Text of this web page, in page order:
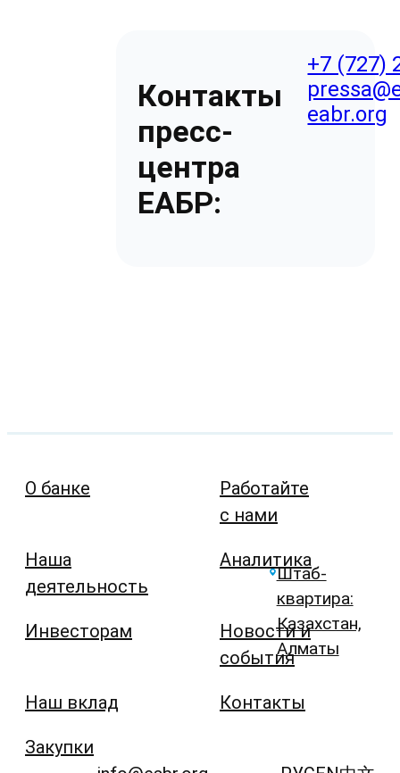
Контакты
пресс-
центра
ЕАБР:
+7 (727)
eabr.org
О банке
Наша
деятельность
Инвесторам
Наш вклад
Закупки
Работайте
с нами
Аналитика
Новости и
события
Контакты
Штаб-
квартира:
Казахстан,
Алматы